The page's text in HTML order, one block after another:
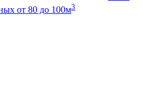
от 80 до 100м3